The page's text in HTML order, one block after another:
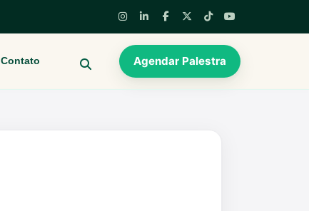
Contato Agendar Palestra